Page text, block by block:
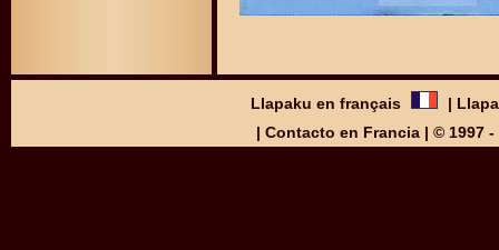
Llapaku en français |
| Contacto en Francia | © 1997